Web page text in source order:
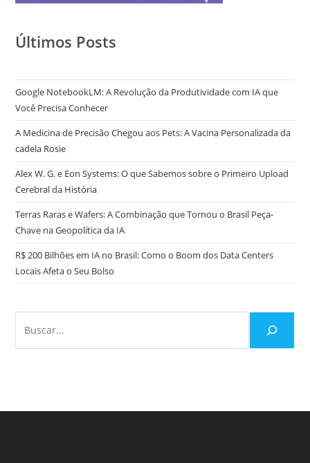
Últimos Posts
Google NotebookLM: A Revolução da Produtividade com IA que
Você Precisa Conhecer
A Medicina de Precisão Chegou aos Pets: A Vacina Personalizada da
cadela Rosie
Alex W. G. e Eon Systems: O que Sabemos sobre o Primeiro Upload
Cerebral da História
Terras Raras e Wafers: A Combinação que Tornou o Brasil Peça-
Chave na Geopolítica da IA
R$ 200 Bilhões em IA no Brasil: Como o Boom dos Data Centers
Locais Afeta o Seu Bolso